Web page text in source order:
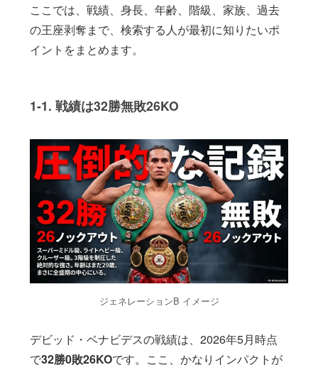
ここでは、戦績、身長、年齢、階級、家族、過去
の王座剥奪まで、検索する人が最初に知りたいポ
イントをまとめます。
1-1. 戦績は32勝無敗26KO
ジェネレーションB イメージ
デビッド・ベナビデスの戦績は、2026年5月時点
で32勝0敗26KOです。ここ、かなりインパクトが